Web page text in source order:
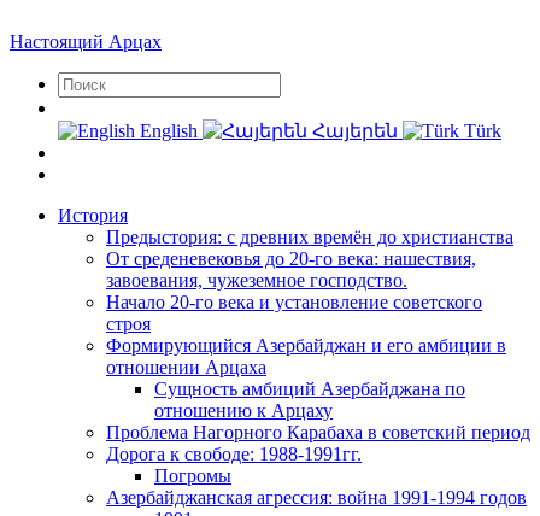
Настоящий Арцах
English Հայերեն Türk
История
Предыстория: с древних времён до христианства
От среденевековья до 20-го века: нашествия,
завоевания, чужеземное господство.
Начало 20-го века и установление советского
строя
Формирующийся Азербайджан и его амбиции в
отношении Арцаха
Сущность амбиций Азербайджана по
отношению к Арцаху
Проблема Нагорного Карабаха в советский период
Дорога к свободе: 1988-1991гг.
Погромы
Азербайджанская агрессия: война 1991-1994 годов